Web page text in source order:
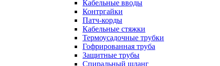
Кабельные вводы
Контргайки
Патч-корды
Кабельные стяжки
Термоусадочные трубки
Гофрированная труба
Защитные трубы
Спиральный шланг